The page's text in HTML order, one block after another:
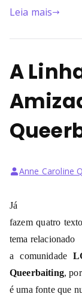
Leia mais
A
Anne Caroline
Já
fazem quatro
tema relacionado
a comunidade
Queerbaiting,
é uma fonte que